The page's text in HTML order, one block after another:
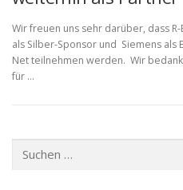
Wir freuen uns sehr darüber, dass
als Silber-Sponsor und Siemens als
Net teilnehmen werden. Wir
für …
nach: